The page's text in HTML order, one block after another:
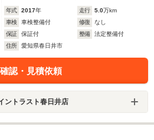
年式 2017年 走行 5.0万km
車検
車検整備付 修復
なし
保証
保証付 整備
法定整備付
住所
愛知県春日井市
認・見積依頼
トラスト春日井店